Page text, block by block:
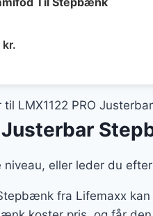
kr.
til LMX1122 PRO
Justerbar
eller leder du
fra Lifemaxx